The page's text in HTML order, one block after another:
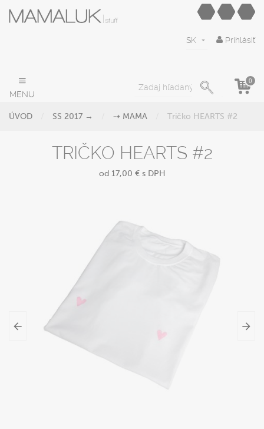
Prihlásiť
SK
MENU
0
ÚVOD SS 2017 → ⇢ MAMA Tričko HEARTS #2
TRIČKO HEARTS #2
od 17,00 € s DPH